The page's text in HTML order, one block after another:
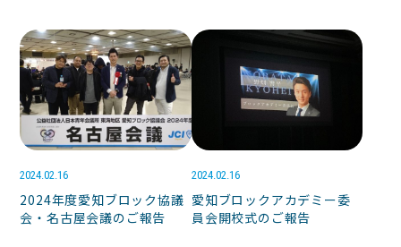
2024.02.16
2024年度愛知ブロック協議
会・名古屋会議のご報告
2024.02.16
愛知ブロックアカデミー委
員会開校式のご報告